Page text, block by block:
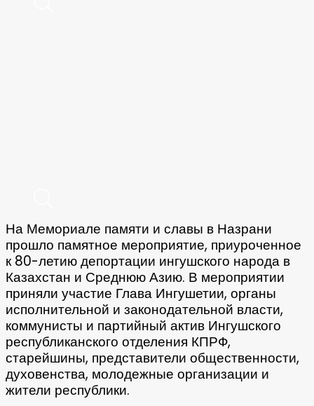
На Мемориале памяти и славы в Назрани
прошло памятное мероприятие, приуроченное
к 80-летию депортации ингушского народа в
Казахстан и Среднюю Азию. В мероприятии
приняли участие Глава Ингушетии, органы
исполнительной и законодательной власти,
коммунисты и партийный актив Ингушского
республиканского отделения КПРФ,
старейшины, представители общественности,
духовенства, молодежные организации и
жители республики.